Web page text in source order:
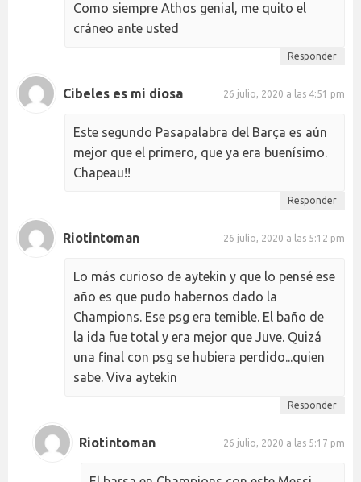
Como siempre Athos genial, me quito el
cráneo ante usted
Responder
Cibeles es mi diosa 26 julio, 2020 a las 4:51 pm
Este segundo Pasapalabra del Barça es aún
mejor que el primero, que ya era buenísimo.
Chapeau!!
Responder
Riotintoman 26 julio, 2020 a las 5:12 pm
Lo más curioso de aytekin y que lo pensé ese
año es que pudo habernos dado la
Champions. Ese psg era temible. El baño de
la ida fue total y era mejor que Juve. Quizá
una final con psg se hubiera perdido...quien
sabe. Viva aytekin
Responder
Riotintoman 26 julio, 2020 a las 5:17 pm